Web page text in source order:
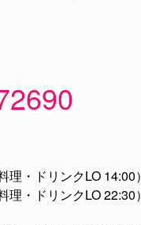
理・ドリンクLO 14:00）
理・ドリンクLO 22:30）